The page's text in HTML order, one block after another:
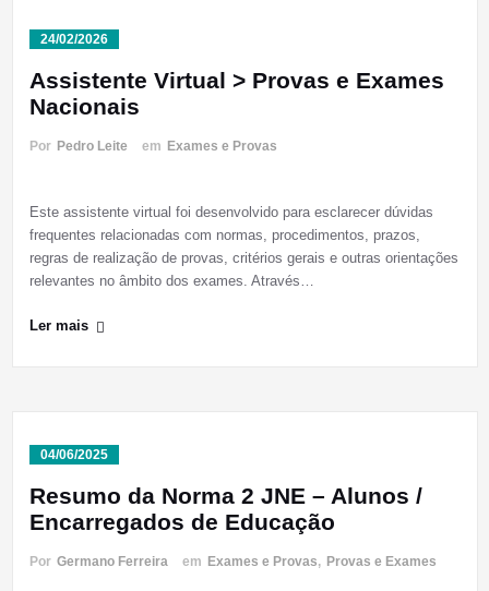
24/02/2026
Assistente Virtual > Provas e Exames
Nacionais
Por Pedro Leite em Exames e Provas
Este assistente virtual foi desenvolvido para esclarecer dúvidas
frequentes relacionadas com normas, procedimentos, prazos,
regras de realização de provas, critérios gerais e outras orientações
relevantes no âmbito dos exames. Através…
Ler mais
04/06/2025
Resumo da Norma 2 JNE – Alunos /
Encarregados de Educação
Por Germano Ferreira em Exames e Provas, Provas e Exames